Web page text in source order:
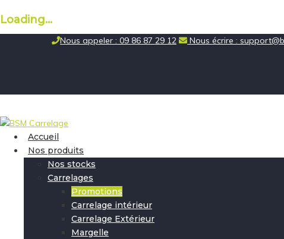
Loading...
Nous appeler : 09 86 87 29 12 Nous écrire :
Accueil
Nos produits
Nos stocks
Carrelages
Promotions
Carrelage intérieur
Carrelage Extérieur
Margelle